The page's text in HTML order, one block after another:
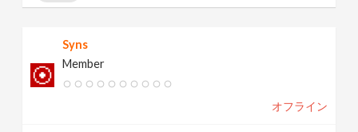
Syns
Member
オフライン